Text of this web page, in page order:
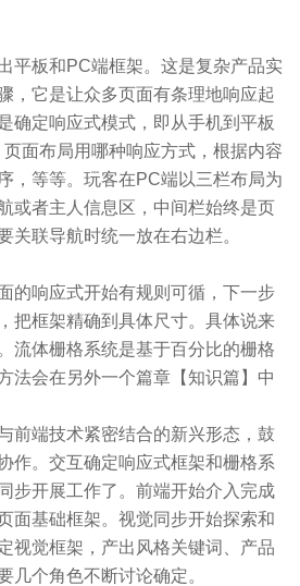
平板和PC端框架。这是复杂产品实
，它是让众多页面有条理地响应起
确定响应式模式，即从手机到平板
面布局用哪种响应方式，根据内容
，等等。玩客在PC端以三栏布局为
或者主人信息区，中间栏始终是页
关联导航时统一放在右边栏。
的响应式开始有规则可循，下一步
把框架精确到具体尺寸。具体说来
流体栅格系统是基于百分比的栅格
法会在另外一个篇章【知识篇】中
前端技术紧密结合的新兴形态，鼓
作。交互确定响应式框架和栅格系
步开展工作了。前端开始介入完成
面基础框架。视觉同步开始探索和
视觉框架，产出风格关键词、产品
几个角色不断讨论确定。